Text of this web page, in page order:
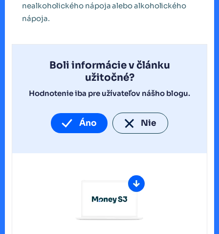
nealkoholického nápoja alebo alkoholického
nápoja.
Boli informácie v článku
užitočné?
Hodnotenie iba pre užívateľov nášho blogu.
Áno Nie